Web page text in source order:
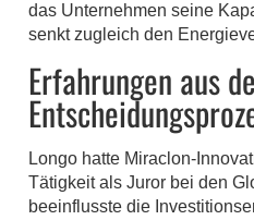
das Unternehmen seine
senkt zugleich den
Erfahrungen aus
Longo hatte Miraclon-
Tätigkeit als Juror bei den
beeinflusste die